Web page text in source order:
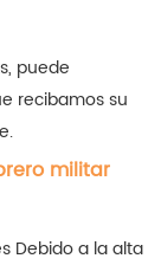
puede
recibamos su
militar
Debido a la alta